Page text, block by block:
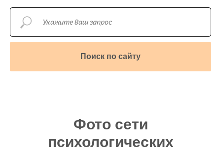
Поиск по сайту
Фото сети
психологических